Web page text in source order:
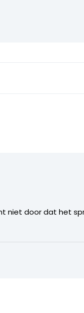
door dat het